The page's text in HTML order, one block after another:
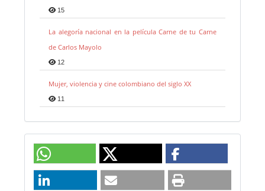
15
La alegoría nacional en la película Carne de tu Carne
de Carlos Mayolo
12
Mujer, violencia y cine colombiano del siglo XX
11